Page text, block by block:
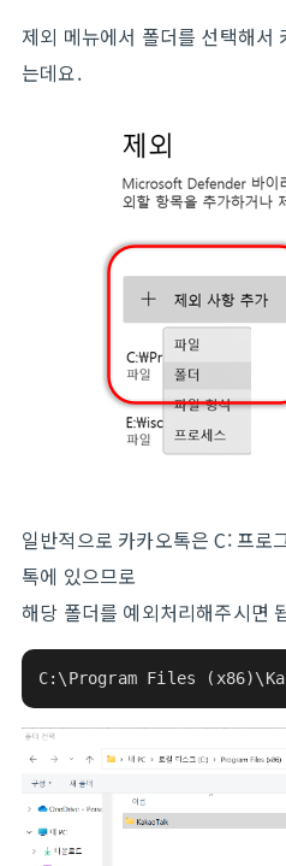
제외 메뉴에서 폴더를 선택해서
는데요.
일반적으로 카카오톡은 C: 프로
톡에 있으므로
해당 폴더를 예외처리해주시면
C:\Program Files